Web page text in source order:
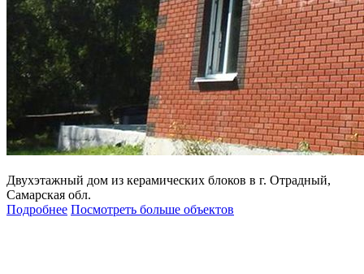
Двухэтажный дом из керамических блоков в г. Отрадный,
Самарская обл.
Подробнее Посмотреть больше объектов